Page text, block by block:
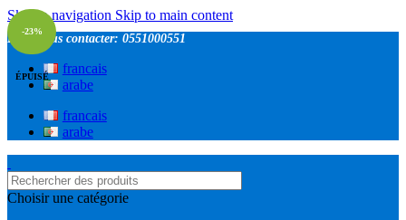
Skip to navigation Skip to main content
Pour nous contacter: 0551000551
francais
arabe
francais
arabe
Choisir une catégorie
-23%
ÉPUISÉ